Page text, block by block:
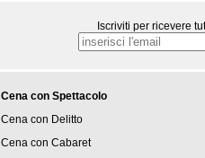
Iscriviti per ricevere
Cena con Spettacolo
Cena con Delitto
Cena con Cabaret